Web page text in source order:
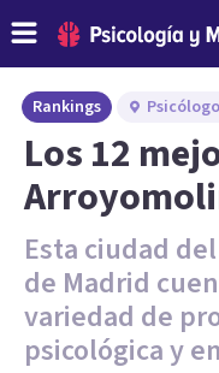
Rankings
Los 12
Esta ciudad
de Madrid
variedad de
psicológica y